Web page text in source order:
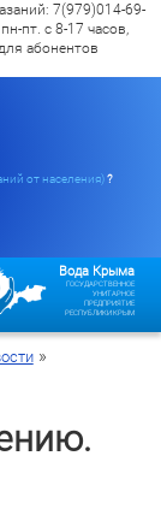
7(979)014-69-
пт. с 8-17 часов,
абонентов
от населения)?
Вода Крыма
ГОСУДАРСТВЕННОЕ
УНИТАРНОЕ
ПРЕДПРИЯТИЕ
РЕСПУБЛИКИ КРЫМ
»